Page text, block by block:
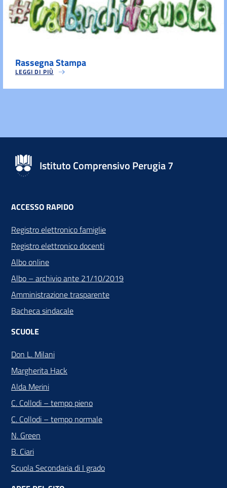
Rassegna Stampa
LEGGI DI PIÙ
Istituto Comprensivo Perugia 7
ACCESSO RAPIDO
Registro elettronico famiglie
Registro elettronico docenti
Albo online
Albo – archivio ante 21/10/2019
Amministrazione trasparente
Bacheca sindacale
SCUOLE
Don L. Milani
Margherita Hack
Alda Merini
C. Collodi – tempo pieno
C. Collodi – tempo normale
N. Green
B. Ciari
Scuola Secondaria di I grado